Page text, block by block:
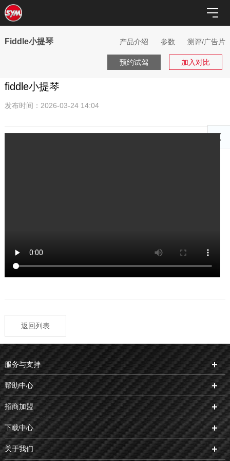
Fiddle小提琴 产品介绍 参数 测评/广告片
预约试驾 加入对比
fiddle小提琴
发布时间：2026-03-24 14:04
返回列表
服务与支持
帮助中心
招商加盟
下载中心
关于我们